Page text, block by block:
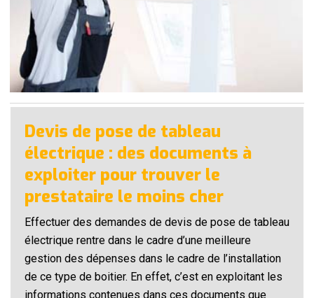
Devis de pose de tableau
électrique : des documents à
exploiter pour trouver le
prestataire le moins cher
Effectuer des demandes de devis de pose de tableau
électrique rentre dans le cadre d’une meilleure
gestion des dépenses dans le cadre de l’installation
de ce type de boitier. En effet, c’est en exploitant les
informations contenues dans ces documents que